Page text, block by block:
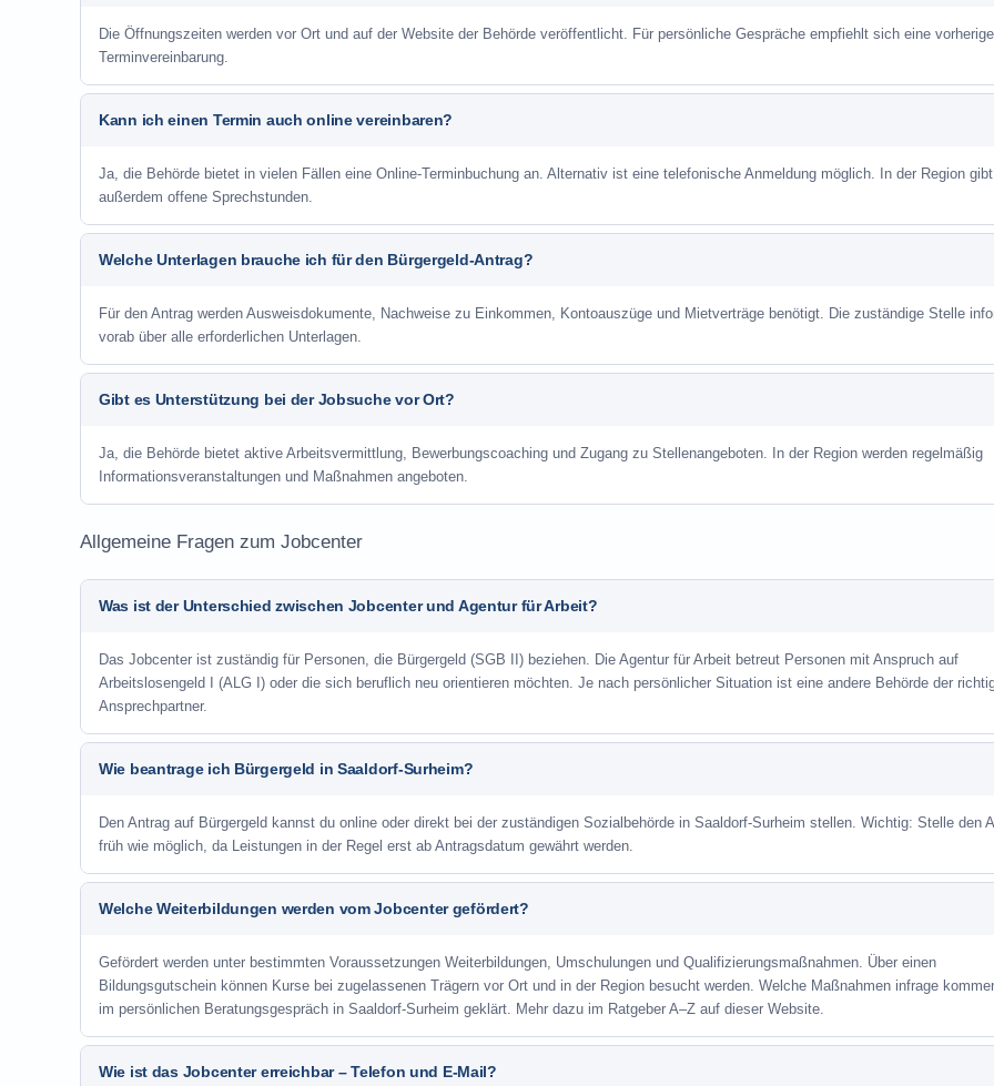
Die Öffnungszeiten werden vor Ort und auf der Website der Behörde veröffentlicht. Für persönliche Gespräche empfiehlt sich eine vorherige
Terminvereinbarung.
Kann ich einen Termin auch online vereinbaren?
Ja, die Behörde bietet in vielen Fällen eine Online-Terminbuchung an. Alternativ ist eine telefonische Anmeldung möglich. In der Region
außerdem offene Sprechstunden.
Welche Unterlagen brauche ich für den Bürgergeld-Antrag?
Für den Antrag werden Ausweisdokumente, Nachweise zu Einkommen, Kontoauszüge und Mietverträge benötigt. Die zuständige Stelle
vorab über alle erforderlichen Unterlagen.
Gibt es Unterstützung bei der Jobsuche vor Ort?
Ja, die Behörde bietet aktive Arbeitsvermittlung, Bewerbungscoaching und Zugang zu Stellenangeboten. In der Region werden regelmäßig
Informationsveranstaltungen und Maßnahmen angeboten.
Allgemeine Fragen zum Jobcenter
Was ist der Unterschied zwischen Jobcenter und Agentur für Arbeit?
Das Jobcenter ist zuständig für Personen, die Bürgergeld (SGB II) beziehen. Die Agentur für Arbeit betreut Personen mit Anspruch auf
Arbeitslosengeld I (ALG I) oder die sich beruflich neu orientieren möchten. Je nach persönlicher Situation ist eine andere Behörde der
Ansprechpartner.
Wie beantrage ich Bürgergeld in Saaldorf-Surheim?
Den Antrag auf Bürgergeld kannst du online oder direkt bei der zuständigen Sozialbehörde in Saaldorf-Surheim stellen. Wichtig: Stelle den
früh wie möglich, da Leistungen in der Regel erst ab Antragsdatum gewährt werden.
Welche Weiterbildungen werden vom Jobcenter gefördert?
Gefördert werden unter bestimmten Voraussetzungen Weiterbildungen, Umschulungen und Qualifizierungsmaßnahmen. Über einen
Bildungsgutschein können Kurse bei zugelassenen Trägern vor Ort und in der Region besucht werden. Welche Maßnahmen infrage
im persönlichen Beratungsgespräch in Saaldorf-Surheim geklärt. Mehr dazu im Ratgeber A–Z auf dieser Website.
Wie ist das Jobcenter erreichbar – Telefon und E-Mail?